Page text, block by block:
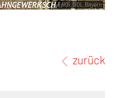
Foto: GDL Bayern
zurück